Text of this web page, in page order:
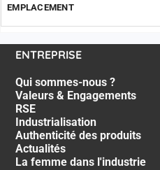
ENTREPRISE
Qui sommes-nous ?
Valeurs & Engagements
RSE
Industrialisation
Authenticité des produits
Actualités
La femme dans l'industrie